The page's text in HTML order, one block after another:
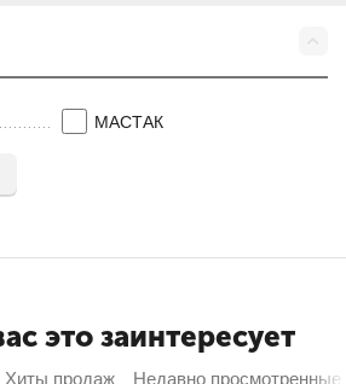
МАСТАК
это заинтересует
Хиты продаж Недавно просмотренные